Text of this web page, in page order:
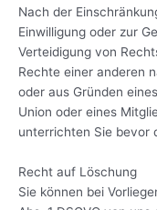
Nach der
Einwilligung oder zur
Verteidigung von
Rechte einer anderen
oder aus Gründen
Union oder eines
unterrichten Sie bevor
Recht auf Löschung
Sie können bei